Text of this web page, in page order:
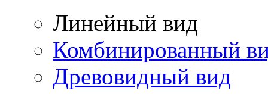
Линейный вид
Комбинированный
Древовидный вид